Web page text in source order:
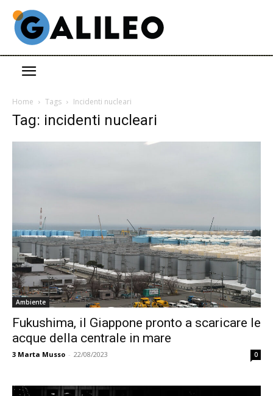
Home Tags Incidenti nucleari
Tag: incidenti nucleari
Ambiente
Fukushima, il Giappone pronto a scaricare le
acque della centrale in mare
3 Marta Musso - 22/08/2023 0